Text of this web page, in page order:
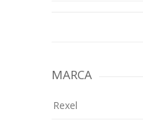
MARCA
Rexel